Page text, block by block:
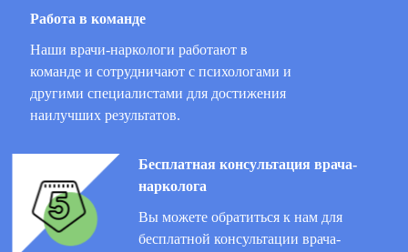
Работа в команде
Наши врачи-наркологи работают в
команде и сотрудничают с психологами и
другими специалистами для достижения
наилучших результатов.
Бесплатная консультация врача-
нарколога
Вы можете обратиться к нам для
бесплатной консультации врача-